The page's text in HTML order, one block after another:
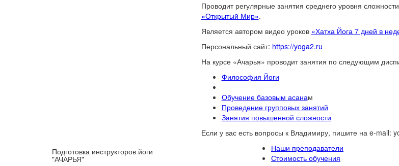
Проводит регулярные занятия среднего уровня
«Открытый Мир».
Является автором видео уроков «Хатха Йога 7 дней в
Персональный сайт: https://yoga2.ru
На курсе «Ачарья» проводит занятия по следующим
Философия Йоги
Обучение базовым асанам
Проведение групповых занятий
Занятия повышенной сложности
Если у вас есть вопросы к Владимиру, пишите на e-mail:
Подготовка инструкторов йоги
"АЧАРЬЯ"
Наши преподаватели
Стоимость обучения